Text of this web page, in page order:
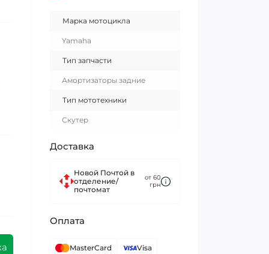
Марка мотоцикла
Yamaha
Тип запчасти
Амортизаторы задние
Тип мототехники
Скутер
Доставка
Новой Почтой в
отделение/
почтомат
от 60
грн
Оплата
MasterCard Visa